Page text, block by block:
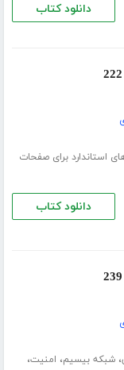
دانلود کتاب
استاندارد برای صفحات
دانلود کتاب
،شبکه بیسیم، امنیت،